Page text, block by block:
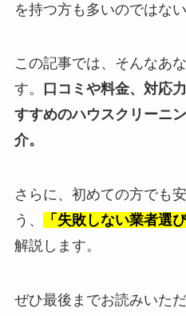
を持つ方も多いのではな
この記事では、そんなあ
す。
口コミや料金、対応
すすめのハウスクリーニ
介。
さらに、初めての方でも
う、
「失敗しない業者選
解説します。
ぜひ最後までお読みいた